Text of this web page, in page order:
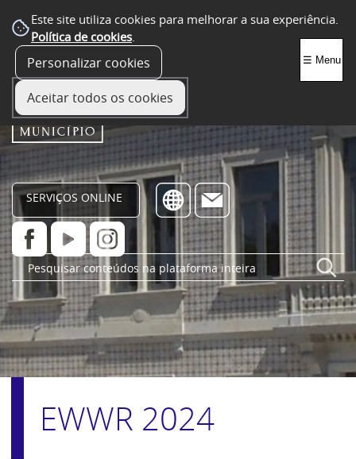
Este site utiliza cookies para melhorar a sua experiência.
Política de cookies.
Personalizar cookies
Aceitar todos os cookies
SERVIÇOS ONLINE
☰ Menu
EWWR 2024